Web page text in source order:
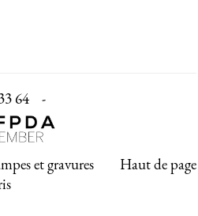
64 -
Haut de page
et gravures